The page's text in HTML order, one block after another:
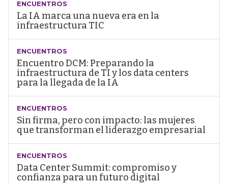
ENCUENTROS
La IA marca una nueva era en la
infraestructura TIC
ENCUENTROS
Encuentro DCM: Preparando la
infraestructura de TI y los data centers
para la llegada de la IA
ENCUENTROS
Sin firma, pero con impacto: las mujeres
que transforman el liderazgo empresarial
ENCUENTROS
Data Center Summit: compromiso y
confianza para un futuro digital